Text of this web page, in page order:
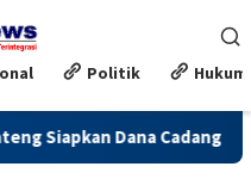
Politik Hukum
Rp1,2 Triliun untuk